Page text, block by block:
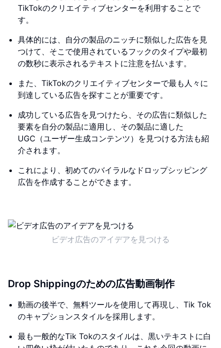
TikTokのクリエイティブセンターを利用することで
す。
具体的には、自分の製品のニッチに類似した広告を見
つけて、そこで使用されているフックのタイプや最初
の数秒に表示されるテキストに注意を払います。
また、TikTokのクリエイティブセンターで最も人々に
到達している広告を探すことが重要です。
成功している広告を見つけたら、その広告に類似した
要素を自分の製品に適用し、その製品に適した
UGC（ユーザー生成コンテンツ）を見つける方法も紹
介されます。
これにより、初めてのバイラルなドロップシッピング
広告を作成することができます。
ビデオ広告のアイデアを見つける
Drop Shippingのための広告動画制作
動画の後半で、無料ツールを使用して再現し、Tik Tok
のキャプションスタイルを採用します。
最も一般的なTik Tokのスタイルは、黒いテキストに白